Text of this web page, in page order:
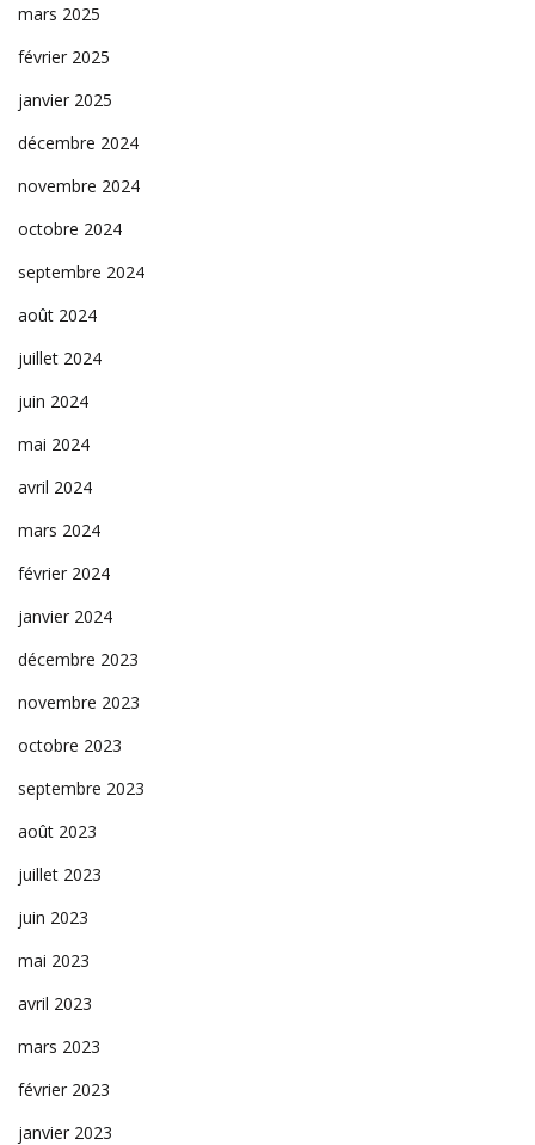
mars 2025
février 2025
janvier 2025
décembre 2024
novembre 2024
octobre 2024
septembre 2024
août 2024
juillet 2024
juin 2024
mai 2024
avril 2024
mars 2024
février 2024
janvier 2024
décembre 2023
novembre 2023
octobre 2023
septembre 2023
août 2023
juillet 2023
juin 2023
mai 2023
avril 2023
mars 2023
février 2023
janvier 2023